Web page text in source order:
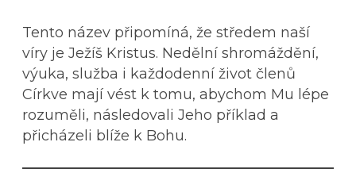
Tento název připomíná, že středem naší
víry je Ježíš Kristus. Nedělní shromáždění,
výuka, služba i každodenní život členů
Církve mají vést k tomu, abychom Mu lépe
rozuměli, následovali Jeho příklad a
přicházeli blíže k Bohu.